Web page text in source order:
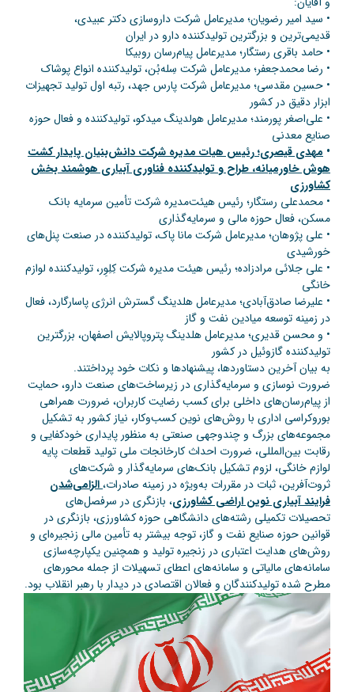
• سید امیر رضویان؛ مدیرعامل شرکت داروسازی دکتر عبیدی،
قدیمی‌ترین و بزرگترین تولیدکننده دارو در ایران
• حامد باقری رستگار؛ مدیرعامل پیام‌رسان روبیکا
• رضا محمدجعفر؛ مدیرعامل شرکت سِله‌بُن، تولیدکننده انواع پوشاک
• حسین مقدسی؛ مدیرعامل شرکت پارس جهد، رتبه اول تولید تجهیزات
ابزار دقیق در کشور
• علی‌اصغر پورمند؛ مدیرعامل هولدینگ میدکو، تولیدکننده و فعال حوزه
صنایع معدنی
• مهدی قیصری؛ رئیس هیات مدیره شرکت دانش‌بنیان پایدار کشت
هوش خاورمیانه، طراح و تولیدکننده فناوری آبیاری هوشمند بخش
کشاورزی
• محمدعلی رستگار؛ رئیس هیئت‌مدیره شرکت تأمین سرمایه بانک
مسکن، فعال حوزه مالی و سرمایه‌گذاری
• علی پژوهان؛ مدیرعامل شرکت مانا پاک، تولیدکننده در صنعت پنل‌های
خورشیدی
• علی جلائی مرادزاده؛ رئیس هیئت مدیره شرکت کِلِوِر، تولیدکننده لوازم
خانگی
• علیرضا صادق‌آبادی؛ مدیرعامل هلدینگ گسترش انرژی پاسارگارد، فعال
در زمینه توسعه میادین نفت و گاز
• و محسن قدیری؛ مدیرعامل هلدینگ پتروپالایش اصفهان، بزرگترین
تولیدکننده گازوئیل در کشور
به بیان آخرین دستاوردها، پیشنهادها و نکات خود پرداختند.
ضرورت نوسازی و سرمایه‌گذاری در زیرساخت‌های صنعت دارو، حمایت
از پیام‌رسان‌های داخلی برای کسب رضایت کاربران، ضرورت همراهی
بوروکراسی اداری با روش‌های نوین کسب‌وکار، نیاز کشور به تشکیل
مجموعه‌های بزرگ و چندوجهی صنعتی به منظور پایداری خودکفایی و
رقابت بین‌المللی، ضرورت احداث کارخانجات ملی تولید قطعات پایه
لوازم خانگی، لزوم تشکیل بانک‌های سرمایه‌گذار و شرکت‌های
ثروت‌آفرین، ثبات در مقررات به‌ویژه در زمینه صادرات،الزامی‌شدن
فرایند آبیاری نوین اراضی کشاورزی، بازنگری در سرفصل‌های
تحصیلات تکمیلی رشته‌های دانشگاهی حوزه کشاورزی، بازنگری در
قوانین حوزه صنایع نفت و گاز، توجه بیشتر به تأمین مالی زنجیره‌‌ای و
روش‌های هدایت اعتباری در زنجیره تولید و همچنین یکپارچه‌سازی
سامانه‌های مالیاتی و سامانه‌های اعطای تسهیلات از جمله محورهای
مطرح شده تولیدکنندگان و فعالان اقتصادی در دیدار با رهبر انقلاب بود.